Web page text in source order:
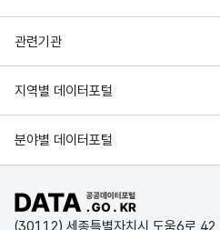
관련기관
행정안전부
한국지능정보사회진흥원
국가정보자원관리원
지역별 데이터포털
서울 열린데이터광장
경기데이터드림
D-데이터허브
인천데이터포털
분야별 데이터포털
기상자료개방포털
국토교통부 공간정보오픈플랫폼
환경부 환경데이터포털
공공데이터포털 바로가기
(30112) 세종특별자치시 도움6로 42